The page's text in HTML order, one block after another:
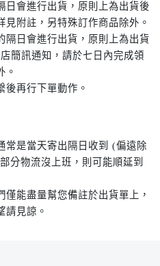
日會進行出貨，原則上為出貨後
見附註，另特殊訂作商品除外。
隔日會進行出貨，原則上為出貨
簡訊通知，請於七日內完成領
。
後再行下單動作。
常是當天寄出隔日收到 (偏遠除
分物流沒上班，則可能順延到
僅能盡量幫您備註於出貨單上，
請見諒。